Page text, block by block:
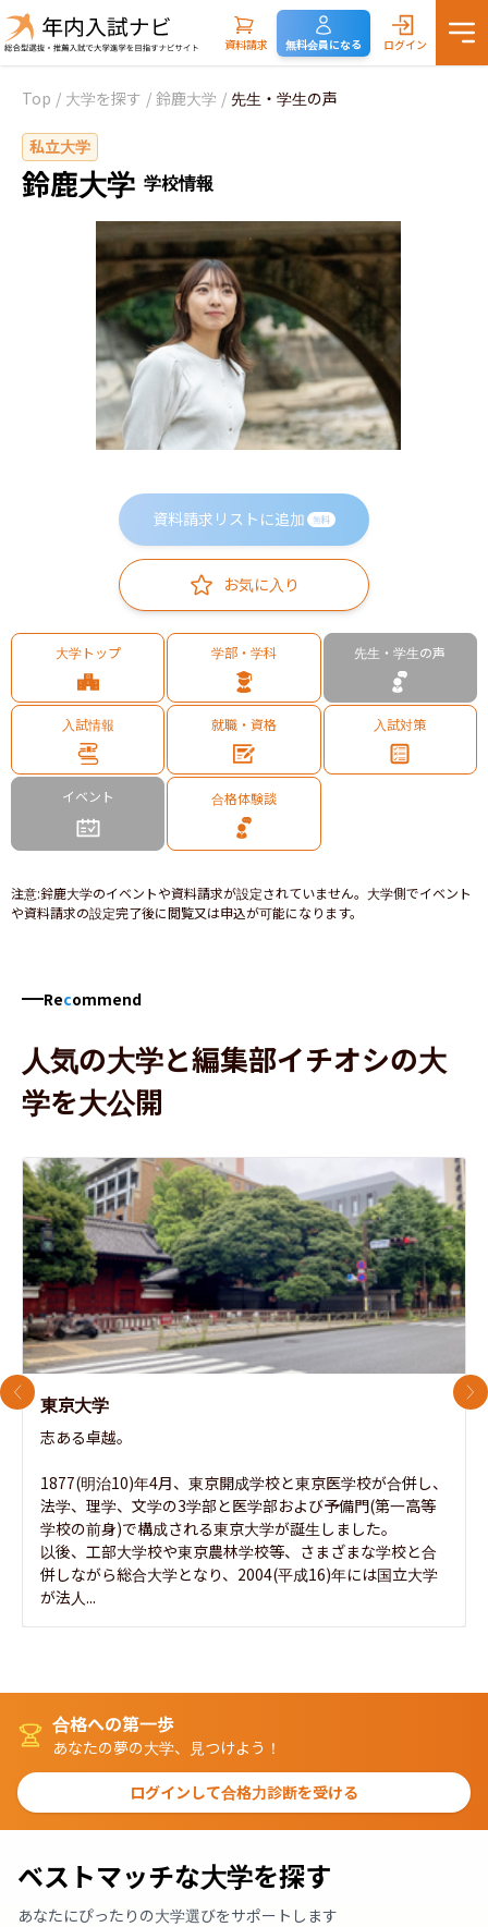
資料請求 無料会員になる ログイン
Top / 大学を探す / 鈴鹿大学 / 先生・学生の声
私立大学
鈴鹿大学 学校情報
資料請求リストに追加 無料
お気に入り
大学トップ 学部・学科 先生・学生の声
入試情報 就職・資格 入試対策
イベント 合格体験談
注意:鈴鹿大学のイベントや資料請求が設定されていません。大学側でイベント
や資料請求の設定完了後に閲覧又は申込が可能になります。
Recommend
人気の大学と編集部イチオシの大
学を大公開
東京大学
志ある卓越。
1877(明治10)年4月、東京開成学校と東京医学校が合併し、
法学、理学、文学の3学部と医学部および予備門(第一高等
学校の前身)で構成される東京大学が誕生しました。
以後、工部大学校や東京農林学校等、さまざまな学校と合
併しながら総合大学となり、2004(平成16)年には国立大学
が法人...
前のスライド 次
合格への第一歩
あなたの夢の大学、見つけよう！
ログインして合格力診断を受ける
ベストマッチな大学を探す
あなたにぴったりの大学選びをサポートします